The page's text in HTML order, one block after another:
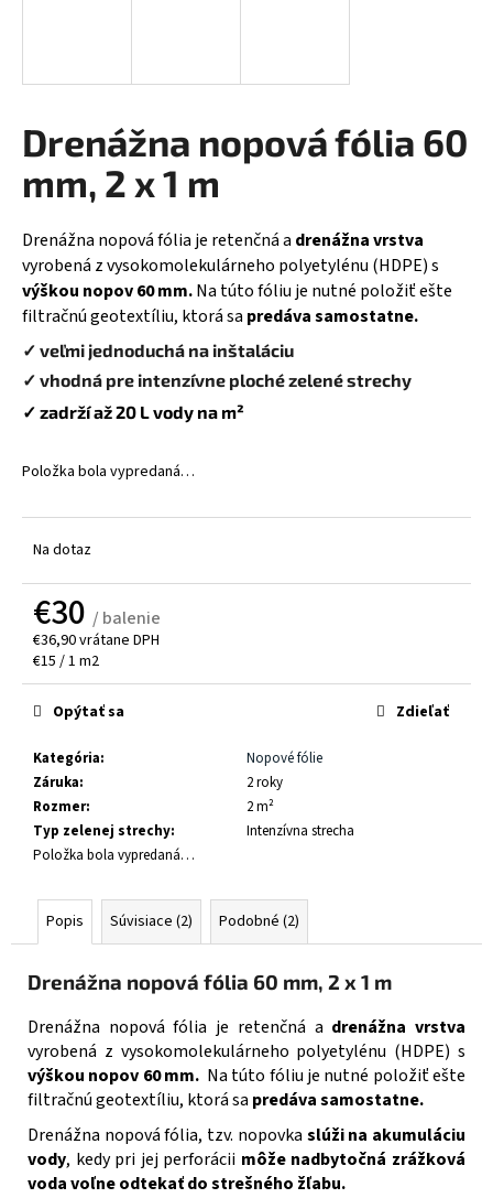
Drenážna nopová fólia 60
mm, 2 x 1 m
Drenážna nopová fólia je retenčná a drenážna vrstva
vyrobená z vysokomolekulárneho polyetylénu (HDPE) s
výškou nopov 60 mm.Na túto fóliu je nutné položiť ešte
filtračnú geotextíliu, ktorá sa predáva samostatne.
✓ veľmi jednoduchá na inštaláciu
✓ vhodná pre intenzívne ploché zelené strechy
✓ zadrží až 20 L vody na m²
Položka bola vypredaná…
Na dotaz
€30 / balenie
€36,90 vrátane DPH
Jednotková
cena:
€15 / 1 m2
Kategória:
Nopové fólie
Záruka:
2 roky
Rozmer:
2 m²
Typ zelenej strechy:
Intenzívna strecha
Položka bola vypredaná…
Opýtať sa Zdieľať
Popis Súvisiace (2) Podobné (2)
Drenážna nopová fólia 60 mm, 2 x 1 m
Drenážna nopová fólia je retenčná a drenážna vrstva
vyrobená z vysokomolekulárneho polyetylénu (HDPE) s
výškou nopov 60 mm. Na túto fóliu je nutné položiť ešte
filtračnú geotextíliu, ktorá sa predáva samostatne.
Drenážna nopová fólia, tzv. nopovka slúži na akumuláciu
vody, kedy pri jej perforácii môže nadbytočná zrážková
voda voľne odtekať do strešného žľabu.
s
?
HĽADAŤ
O
d
p
o
ú
a
m
AQUADESK
3000
RETENČNÁ
VRSTVA
120
CM
€10,10